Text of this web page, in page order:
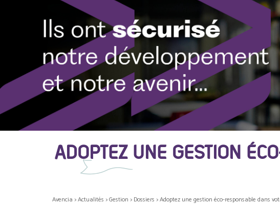
ADOPTEZ UNE GESTION
Avencia >Actualités >Gestion > Dossiers >Adoptez une gestion éco-responsable dans